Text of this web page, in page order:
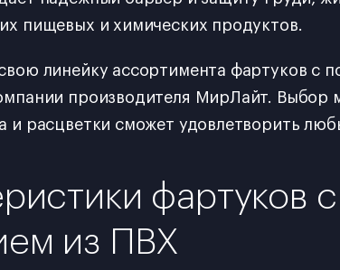
пищевых и химических продуктов.
линейку ассортимента фартуков с
производителя МирЛайт. Выбор
и расцветки сможет удовлетворить
фартуков с
из ПВХ